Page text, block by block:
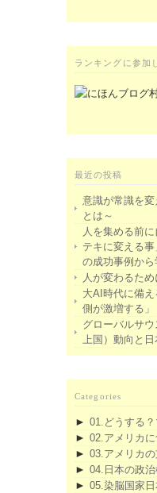
ランキングに参加
最近の投稿
意識が常識を
とは～
人を集める前
テキに変える
の成功事例から
人が変わるた
大AI時代に備
側が激増する」
グローバルサ
上国）動向と
Categories
► 01.どうする
► 02.アメリカ
► 03.アメリカ
► 04.日本の政治
► 05.染脳国家日